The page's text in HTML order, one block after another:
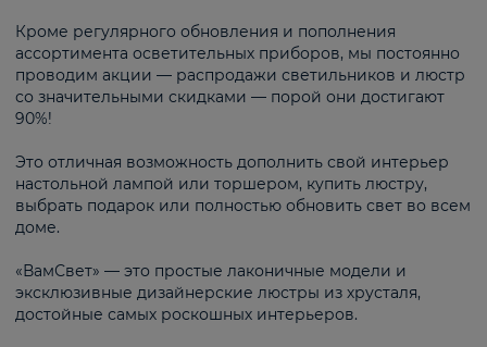
Кроме регулярного обновления и пополнения
ассортимента осветительных приборов, мы постоянно
проводим акции — распродажи светильников и люстр
со значительными скидками — порой они достигают
90%!
Это отличная возможность дополнить свой интерьер
настольной лампой или торшером, купить люстру,
выбрать подарок или полностью обновить свет во всем
доме.
«ВамСвет» — это простые лаконичные модели и
эксклюзивные дизайнерские люстры из хрусталя,
достойные самых роскошных интерьеров.